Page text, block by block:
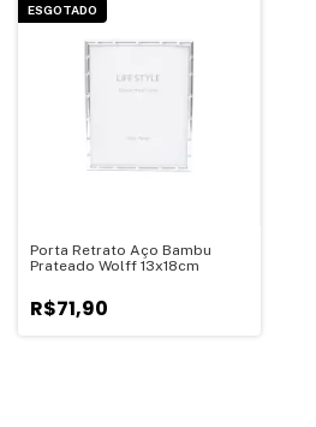
ESGOTADO
Porta Retrato Aço Bambu
Prateado Wolff 13x18cm
R$71,90